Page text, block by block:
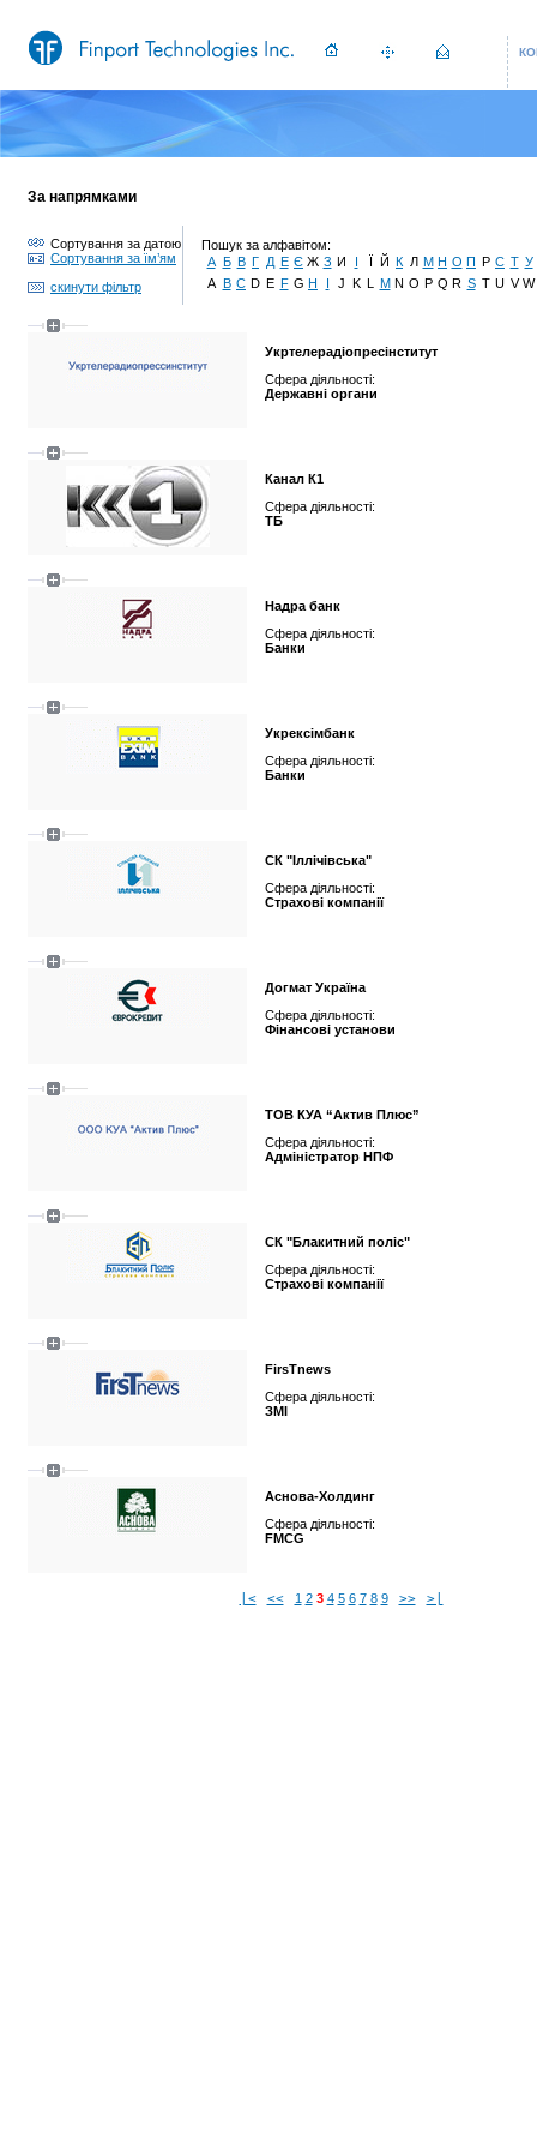
За напрямками
Сортування за датою
Сортування за їм’ям
скинути фільтр
Пошук за алфавітом:
А Б В Г Д Е Є Ж З И І Ї Й К Л М Н О П Р С Т У
A B C D E F G H I J K L M N O P Q R S T U V W
Укртелерадіопресінститут
Сфера діяльності:
Державні органи
Канал К1
Сфера діяльності:
ТБ
Надра банк
Сфера діяльності:
Банки
Укрексімбанк
Сфера діяльності:
Банки
СК "Іллічівська"
Сфера діяльності:
Страхові компанії
Догмат Україна
Сфера діяльності:
Фінансові установи
ТОВ КУА “Актив Плюс”
Сфера діяльності:
Адміністратор НПФ
СК "Блакитний поліс"
Сфера діяльності:
Страхові компанії
FirsTnews
Сфера діяльності:
ЗМІ
Аснова-Холдинг
Сфера діяльності:
FMCG
|< << 1 2 3 4 5 6 7 8 9 >> >|